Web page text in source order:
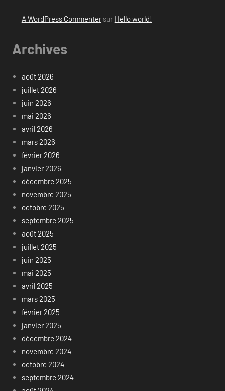
A WordPress Commentersur Hello world!
Archives
août 2026
juillet 2026
juin 2026
mai 2026
avril 2026
mars 2026
février 2026
janvier 2026
décembre 2025
novembre 2025
octobre 2025
septembre 2025
août 2025
juillet 2025
juin 2025
mai 2025
avril 2025
mars 2025
février 2025
janvier 2025
décembre 2024
novembre 2024
octobre 2024
septembre 2024